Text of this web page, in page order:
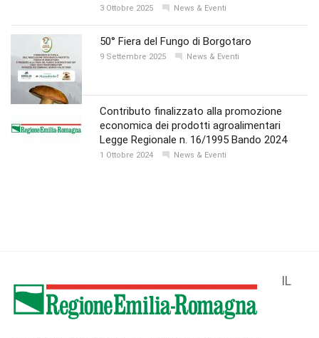
3 Ottobre 2025 News & Eventi
50° Fiera del Fungo di Borgotaro
9 Settembre 2025 News & Eventi
Contributo finalizzato alla promozione
economica dei prodotti agroalimentari
Legge Regionale n. 16/1995 Bando 2024
1 Ottobre 2024 News & Eventi
IL